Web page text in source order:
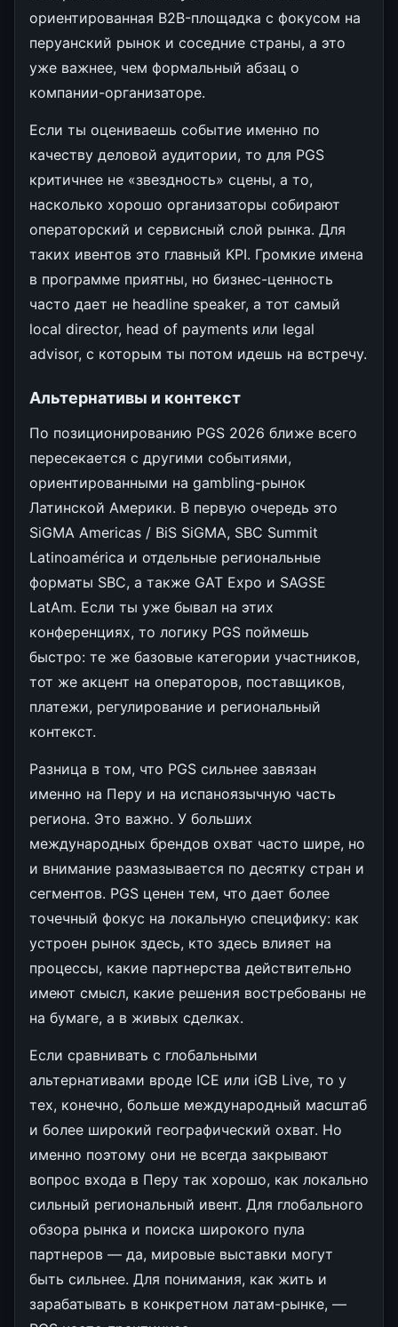
ориентированная B2B-площадка с фокусом на
перуанский рынок и соседние страны, а это
уже важнее, чем формальный абзац о
компании-организаторе.
Если ты оцениваешь событие именно по
качеству деловой аудитории, то для PGS
критичнее не «звездность» сцены, а то,
насколько хорошо организаторы собирают
операторский и сервисный слой рынка. Для
таких ивентов это главный KPI. Громкие имена
в программе приятны, но бизнес-ценность
часто дает не headline speaker, а тот самый
local director, head of payments или legal
advisor, с которым ты потом идешь на встречу.
Альтернативы и контекст
По позиционированию PGS 2026 ближе всего
пересекается с другими событиями,
ориентированными на gambling-рынок
Латинской Америки. В первую очередь это
SiGMA Americas / BiS SiGMA, SBC Summit
Latinoamérica и отдельные региональные
форматы SBC, а также GAT Expo и SAGSE
LatAm. Если ты уже бывал на этих
конференциях, то логику PGS поймешь
быстро: те же базовые категории участников,
тот же акцент на операторов, поставщиков,
платежи, регулирование и региональный
контекст.
Разница в том, что PGS сильнее завязан
именно на Перу и на испаноязычную часть
региона. Это важно. У больших
международных брендов охват часто шире, но
и внимание размазывается по десятку стран и
сегментов. PGS ценен тем, что дает более
точечный фокус на локальную специфику: как
устроен рынок здесь, кто здесь влияет на
процессы, какие партнерства действительно
имеют смысл, какие решения востребованы не
на бумаге, а в живых сделках.
Если сравнивать с глобальными
альтернативами вроде ICE или iGB Live, то у
тех, конечно, больше международный масштаб
и более широкий географический охват. Но
именно поэтому они не всегда закрывают
вопрос входа в Перу так хорошо, как локально
сильный региональный ивент. Для глобального
обзора рынка и поиска широкого пула
партнеров — да, мировые выставки могут
быть сильнее. Для понимания, как жить и
зарабатывать в конкретном латам-рынке, —